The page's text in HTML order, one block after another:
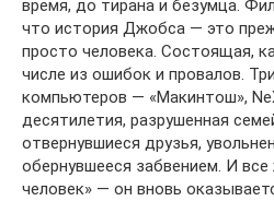
время, до тирана и безумца.
что история Джобса — это
просто человека. Состоящая,
числе из ошибок и провалов.
компьютеров — «Макинтош»,
десятилетия, разрушенная
отвернувшиеся друзья,
обернувшееся забвением. И
человек» — он вновь